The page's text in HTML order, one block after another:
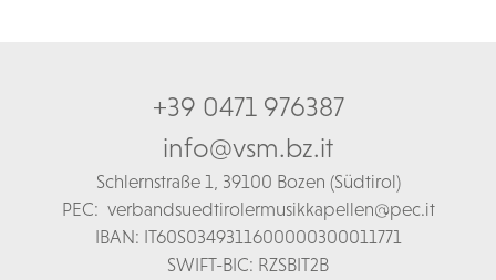
+39 0471 976387
info@vsm.bz.it
Schlernstraße 1, 39100 Bozen (Südtirol)
PEC: verbandsuedtirolermusikkapellen@pec.it
IBAN: IT60S0349311600000300011771
SWIFT-BIC: RZSBIT2B